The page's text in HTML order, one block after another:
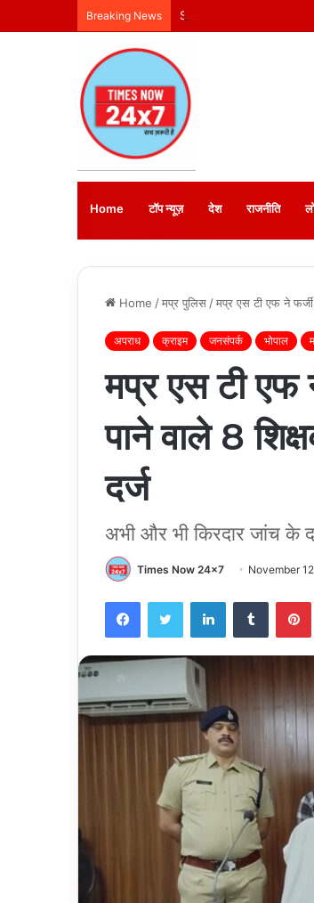
Breaking News Suspected Multi-Crore
Home टॉप न्यूज़ देश राजनीति
Home /मप्र पुलिस/मप्र एस टी एफ ने फर्जी
अपराध क्राइम जनसंपर्क भोपाल
मप्र एस टी एफ
पाने वाले 8
दर्ज
अभी और भी किरदार जांच के
Times Now 24x7 November
FacebookTwitter LinkedInTumblr